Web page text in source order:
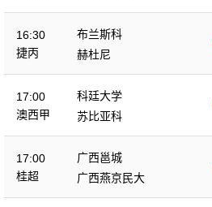
16:30
捷丙
布兰斯科
赫杜尼
17:00
澳西甲
科廷大学
苏比亚科
17:00
桂超
广西邕城
广西燕京民大